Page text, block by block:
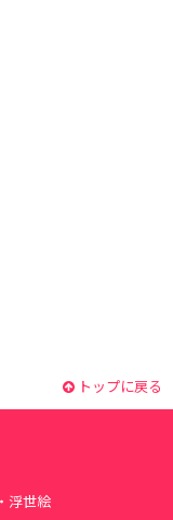
トップに戻る
浮世絵